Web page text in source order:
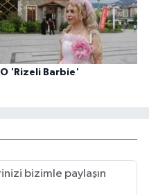
O 'Rizeli Barbie'